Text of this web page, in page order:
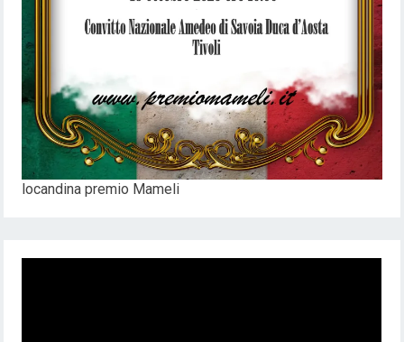
locandina premio Mameli